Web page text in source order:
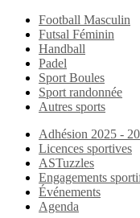
Football Masculin
Futsal Féminin
Handball
Padel
Sport Boules
Sport randonnée
Autres sports
Adhésion 2025 -
Licences sportives
ASTuzzles
Engagements
Événements
Agenda